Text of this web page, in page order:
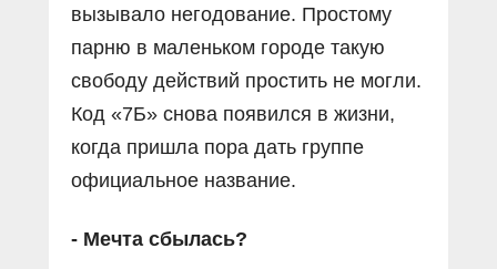
вызывало негодование. Простому
парню в маленьком городе такую
свободу действий простить не могли.
Код «7Б» снова появился в жизни,
когда пришла пора дать группе
официальное название.
- Мечта сбылась?